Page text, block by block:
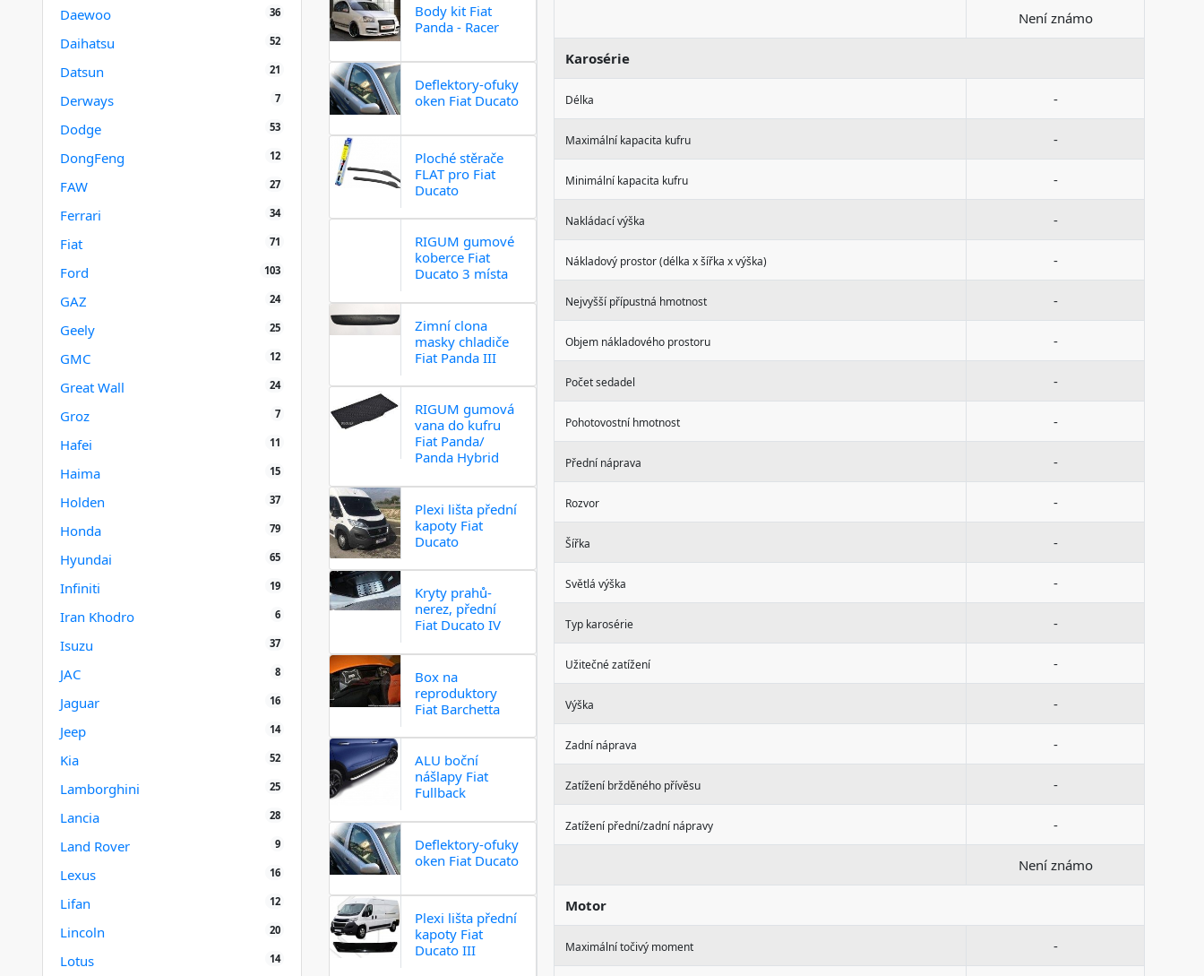
Daewoo 36
Daihatsu 52
Datsun 21
Derways 7
Dodge 53
DongFeng 12
FAW 27
Ferrari 34
Fiat 71
Ford 103
GAZ 24
Geely 25
GMC 12
Great Wall 24
Groz 7
Hafei 11
Haima 15
Holden 37
Honda 79
Hyundai 65
Infiniti 19
Iran Khodro 6
Isuzu 37
JAC 8
Jaguar 16
Jeep 14
Kia 52
Lamborghini 25
Lancia 28
Land Rover 9
Lexus 16
Lifan 12
Lincoln 20
Lotus 14
Body kit Fiat
Panda - Racer
Deflektory-ofuky
oken Fiat Ducato
Ploché stěrače
FLAT pro Fiat
Ducato
RIGUM gumové
koberce Fiat
Ducato 3 místa
Zimní clona
masky chladiče
Fiat Panda III
RIGUM gumová
vana do kufru
Fiat Panda/
Panda Hybrid
Plexi lišta přední
kapoty Fiat
Ducato
Kryty prahů-
nerez, přední
Fiat Ducato IV
Box na
reproduktory
Fiat Barchetta
ALU boční
nášlapy Fiat
Fullback
Deflektory-ofuky
oken Fiat Ducato
Plexi lišta přední
kapoty Fiat
Ducato III
Není známo
Karosérie
Délka -
Maximální kapacita kufru -
Minimální kapacita kufru -
Nakládací výška -
Nákladový prostor (délka x šířka x výška) -
Nejvyšší přípustná hmotnost -
Objem nákladového prostoru -
Počet sedadel -
Pohotovostní hmotnost -
Přední náprava -
Rozvor -
Šířka -
Světlá výška -
Typ karosérie -
Užitečné zatížení -
Výška -
Zadní náprava -
Zatížení bržděného přívěsu -
Zatížení přední/zadní nápravy -
Není známo
Motor
Maximální točivý moment -